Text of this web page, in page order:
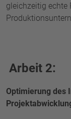
gleichzeitig echte
Arbeit 2:
Optimierung des